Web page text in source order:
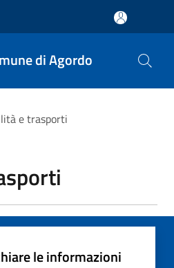
di Agordo
e trasporti
le informazioni